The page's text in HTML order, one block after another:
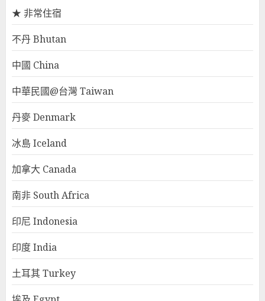
★ 非常住宿
不丹 Bhutan
中國 China
中華民國@台灣 Taiwan
丹麥 Denmark
冰島 Iceland
加拿大 Canada
南非 South Africa
印尼 Indonesia
印度 India
土耳其 Turkey